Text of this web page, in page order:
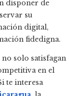
disponer de
su
digital,
fidedigna.
solo satisfagan
en el
te interesa